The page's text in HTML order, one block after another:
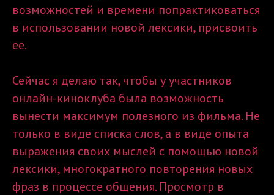
возможностей и времени попрактиковаться
в использовании новой лексики, присвоить
ее.
Сейчас я делаю так, чтобы у участников
онлайн-киноклуба была возможность
вынести максимум полезного из фильма. Не
только в виде списка слов, а в виде опыта
выражения своих мыслей с помощью новой
лексики, многократного повторения новых
фраз в процессе общения. Просмотр в